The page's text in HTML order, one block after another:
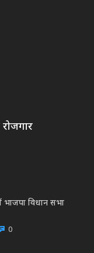
रोजगार
विधान सभा
0